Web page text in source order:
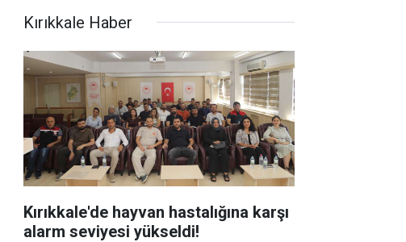
Kırıkkale Haber
Kırıkkale'de hayvan hastalığına karşı
alarm seviyesi yükseldi!